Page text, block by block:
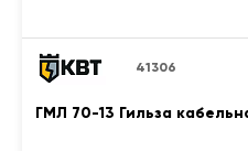
41306
ГМЛ 70-13 Гильза